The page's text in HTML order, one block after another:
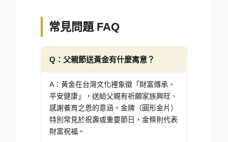
常見問題 FAQ
Q： 父親節送黃金有什麼寓意？
A： 黃金在台灣文化裡象徵「財富傳承、
平安健康」，送給父親有祈願家族興旺、
感謝養育之恩的意涵。金牌（圓形金片）
特別常見於祝壽或重要節日，金條則代表
財富祝福。